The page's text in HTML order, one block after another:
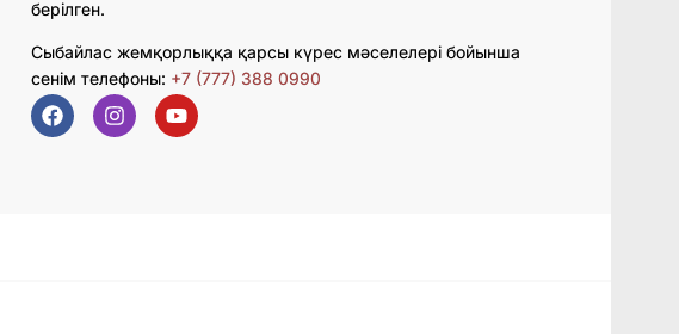
берілген.
Сыбайлас жемқорлыққа қарсы күрес мәселелері бойынша
сенім телефоны: +7 (777) 388 0990